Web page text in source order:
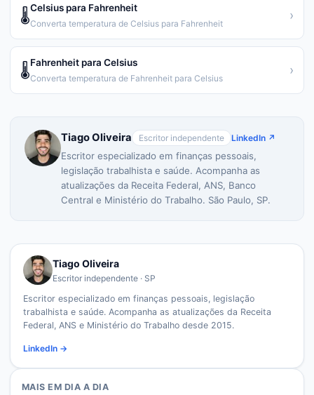
🌡️Celsius para Fahrenheit
Converta temperatura de Celsius para Fahrenheit
›
🌡️Fahrenheit para Celsius
Converta temperatura de Fahrenheit para Celsius
›
Tiago Oliveira Escritor independente LinkedIn ↗
Escritor especializado em finanças pessoais,
legislação trabalhista e saúde. Acompanha as
atualizações da Receita Federal, ANS, Banco
Central e Ministério do Trabalho. São Paulo, SP.
Tiago Oliveira
Escritor independente · SP
Escritor especializado em finanças pessoais, legislação
trabalhista e saúde. Acompanha as atualizações da Receita
Federal, ANS e Ministério do Trabalho desde 2015.
LinkedIn →
MAIS EM DIA A DIA